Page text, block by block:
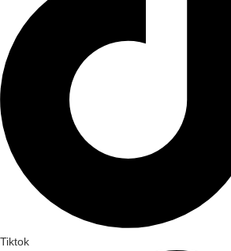
Tiktok